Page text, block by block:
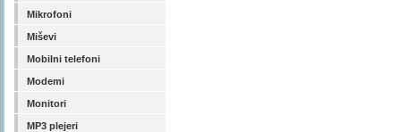
Mikrofoni
Miševi
Mobilni telefoni
Modemi
Monitori
MP3 plejeri